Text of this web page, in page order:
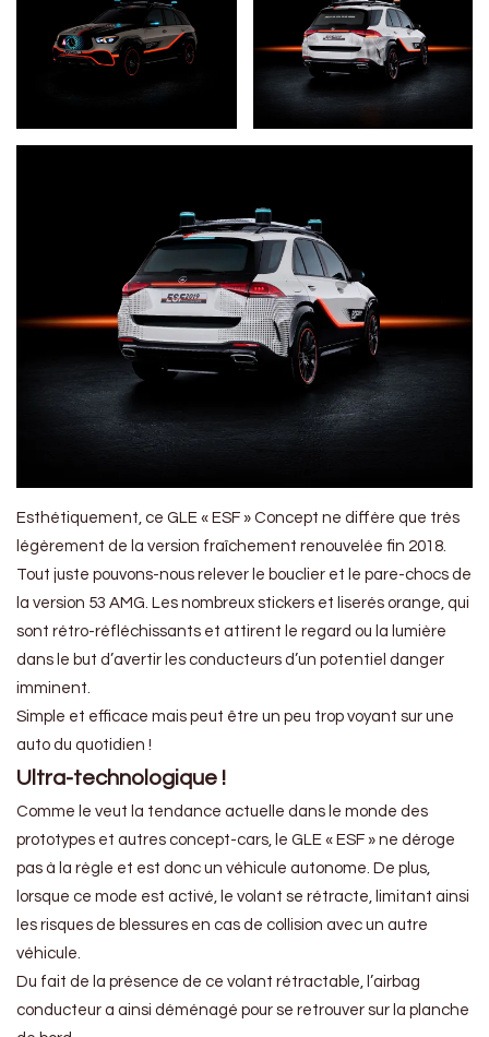
Esthétiquement, ce GLE « ESF » Concept ne diffère que très
légèrement de la version fraîchement renouvelée fin 2018.
Tout juste pouvons-nous relever le bouclier et le pare-chocs de
la version 53 AMG. Les nombreux stickers et liserés orange, qui
sont rétro-réfléchissants et attirent le regard ou la lumière
dans le but d’avertir les conducteurs d’un potentiel danger
imminent.
Simple et efficace mais peut être un peu trop voyant sur une
auto du quotidien !
Ultra-technologique !
Comme le veut la tendance actuelle dans le monde des
prototypes et autres concept-cars, le GLE « ESF » ne déroge
pas à la règle et est donc un véhicule autonome. De plus,
lorsque ce mode est activé, le volant se rétracte, limitant ainsi
les risques de blessures en cas de collision avec un autre
véhicule.
Du fait de la présence de ce volant rétractable, l’airbag
conducteur a ainsi déménagé pour se retrouver sur la planche